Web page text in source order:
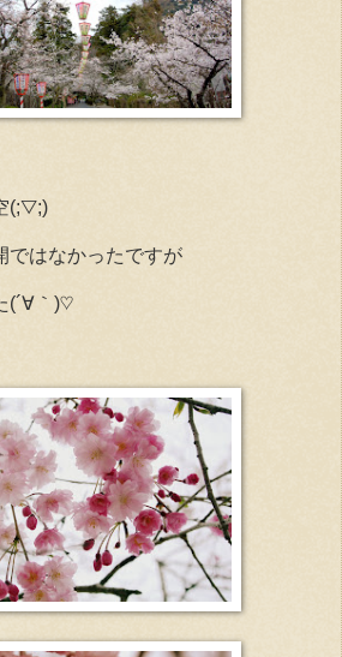
(;▽;)
ではなかったですが
(´∀｀)♡